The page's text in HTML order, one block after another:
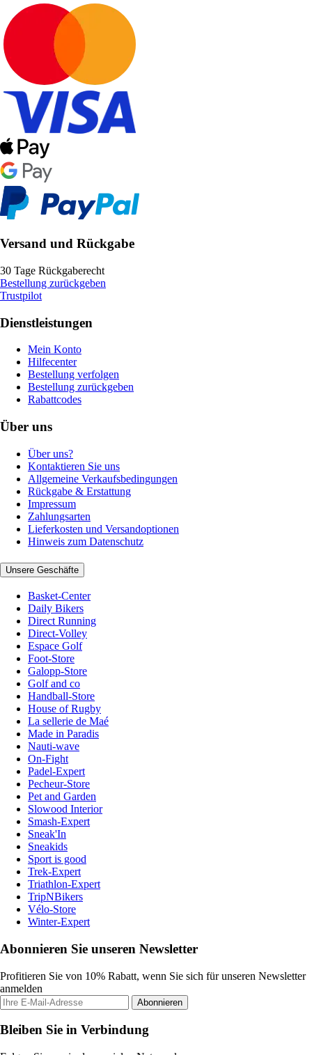
Versand und Rückgabe
30 Tage Rückgaberecht
Bestellung zurückgeben
Trustpilot
Dienstleistungen
Mein Konto
Hilfecenter
Bestellung verfolgen
Bestellung zurückgeben
Rabattcodes
Über uns
Über uns?
Kontaktieren Sie uns
Allgemeine Verkaufsbedingungen
Rückgabe & Erstattung
Impressum
Zahlungsarten
Lieferkosten und Versandoptionen
Hinweis zum Datenschutz
Unsere Geschäfte
Basket-Center
Daily Bikers
Direct Running
Direct-Volley
Espace Golf
Foot-Store
Galopp-Store
Golf and co
Handball-Store
House of Rugby
La sellerie de Maé
Made in Paradis
Nauti-wave
On-Fight
Padel-Expert
Pecheur-Store
Pet and Garden
Slowood Interior
Smash-Expert
Sneak'In
Sneakids
Sport is good
Trek-Expert
Triathlon-Expert
TripNBikers
Vélo-Store
Winter-Expert
Abonnieren Sie unseren Newsletter
Profitieren Sie von 10% Rabatt, wenn Sie sich für unseren Newsletter
anmelden
Abonnieren
Bleiben Sie in Verbindung